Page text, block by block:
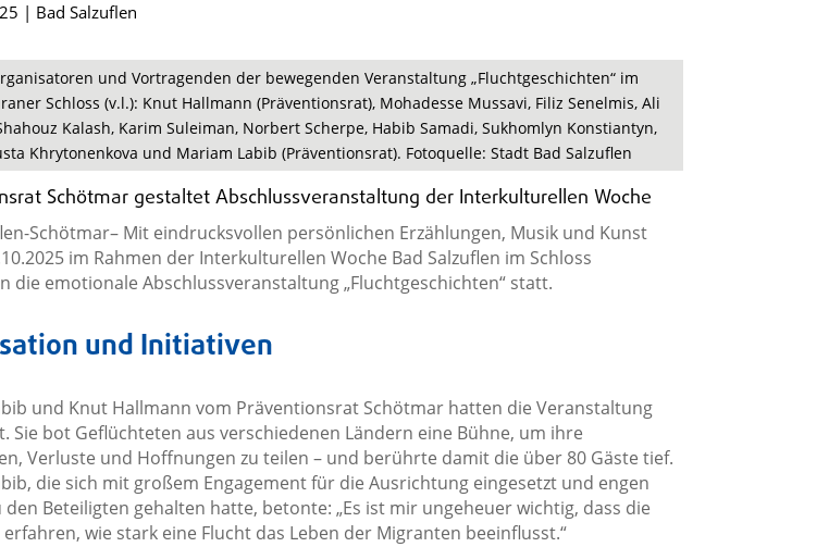
| Bad Salzuflen
und Vortragenden der bewegenden Veranstaltung „Fluchtgeschichten“ im
Schloss (v.l.): Knut Hallmann (Präventionsrat), Mohadesse Mussavi, Filiz Senelmis, Ali
Kalash, Karim Suleiman, Norbert Scherpe, Habib Samadi, Sukhomlyn Konstiantyn,
Khrytonenkova und Mariam Labib (Präventionsrat). Fotoquelle: Stadt Bad Salzuflen
Schötmar gestaltet Abschlussveranstaltung der Interkulturellen Woche
Schötmar– Mit eindrucksvollen persönlichen Erzählungen, Musik und Kunst
im Rahmen der Interkulturellen Woche Bad Salzuflen im Schloss
die emotionale Abschlussveranstaltung „Fluchtgeschichten“ statt.
und Initiativen
und Knut Hallmann vom Präventionsrat Schötmar hatten die Veranstaltung
Sie bot Geflüchteten aus verschiedenen Ländern eine Bühne, um ihre
Verluste und Hoffnungen zu teilen – und berührte damit die über 80 Gäste tief.
die sich mit großem Engagement für die Ausrichtung eingesetzt und engen
den Beteiligten gehalten hatte, betonte: „Es ist mir ungeheuer wichtig, dass die
wie stark eine Flucht das Leben der Migranten beeinflusst.“